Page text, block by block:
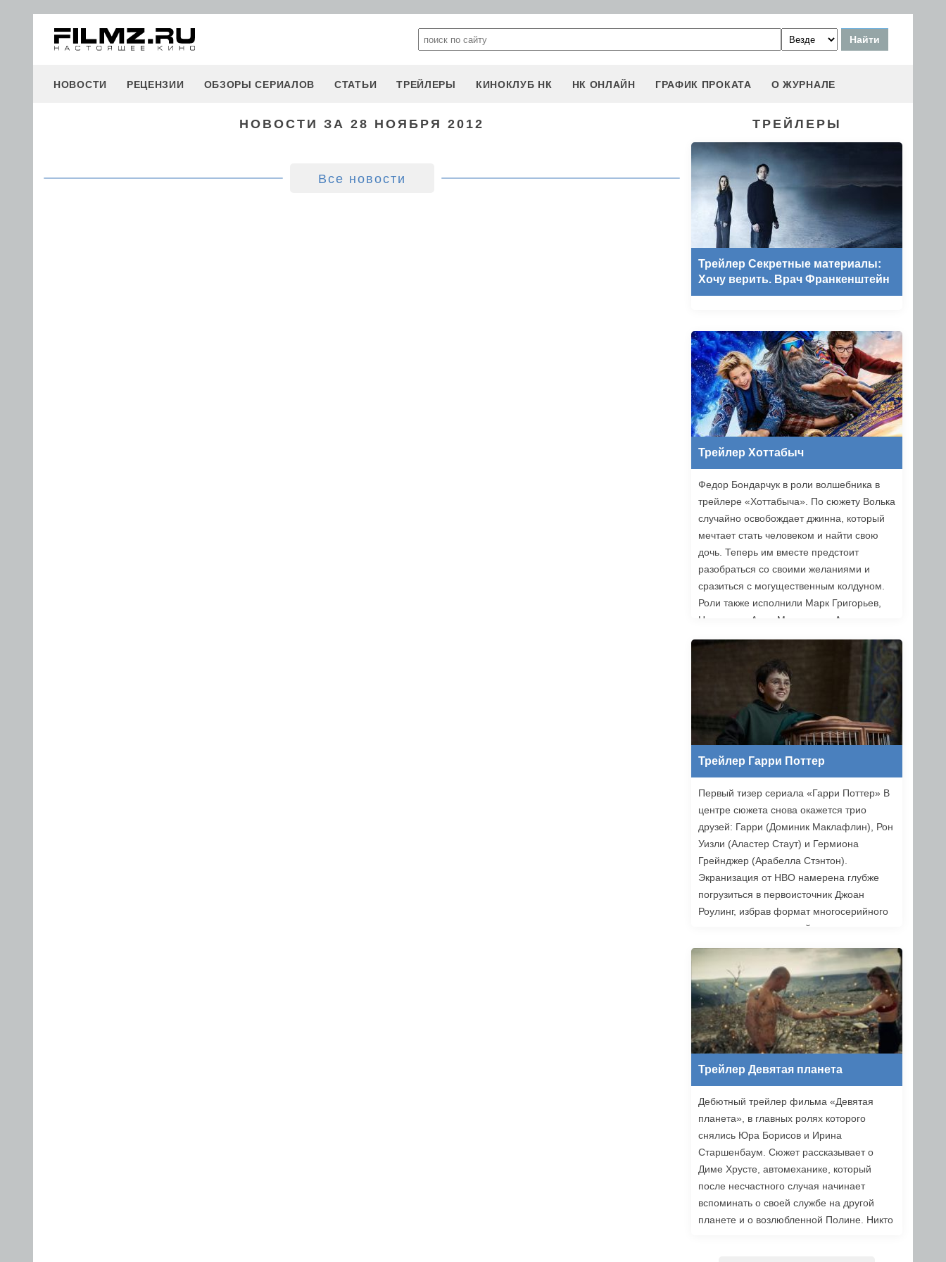
НОВОСТИ РЕЦЕНЗИИ ОБЗОРЫ СЕРИАЛОВ СТАТЬИ ТРЕЙЛЕРЫ КИНОКЛУБ НК НК ОНЛАЙН ГРАФИК ПРОКАТА О ЖУРНАЛЕ
НОВОСТИ ЗА 28 НОЯБРЯ 2012
Все новости
ТРЕЙЛЕРЫ
Трейлер Секретные материалы:
Хочу верить. Врач Франкенштейн
Трейлер Хоттабыч
Федор Бондарчук в роли волшебника в
трейлере «Хоттабыча». По сюжету Волька
случайно освобождает джинна, который
мечтает стать человеком и найти свою
дочь. Теперь им вместе предстоит
разобраться со своими желаниями и
сразиться с могущественным колдуном.
Роли также исполнили Марк Григорьев,
Надежда и Анна Михалковы, Аскар
«Хоттабыч» выйдет в прокат 1 января
Трейлер Гарри Поттер
Первый тизер сериала «Гарри Поттер» В
центре сюжета снова окажется трио
друзей: Гарри (Доминик Маклафлин), Рон
Уизли (Аластер Стаут) и Гермиона
Грейнджер (Арабелла Стэнтон).
Экранизация от HBO намерена глубже
погрузиться в первоисточник Джоан
Роулинг, избрав формат многосерийного
повествования, который позволяет лучше
Трейлер Девятая планета
Дебютный трейлер фильма «Девятая
планета», в главных ролях которого
снялись Юра Борисов и Ирина
Старшенбаум. Сюжет рассказывает о
Диме Хрусте, автомеханике, который
после несчастного случая начинает
вспоминать о своей службе на другой
планете и о возлюбленной Полине. Никто